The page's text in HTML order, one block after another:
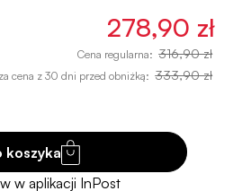
278,90 zł
Cena regularna: 316,90 zł
cena z 30 dni przed obniżką: 333,90 zł
koszyka